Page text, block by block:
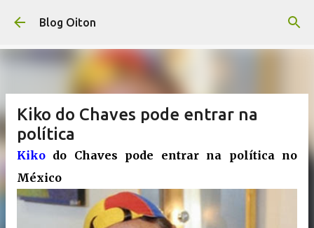
Pular para o conteúdo principal
Blog Oiton
Kiko do Chaves pode entrar na
política
Kiko do Chaves pode entrar na política no
México